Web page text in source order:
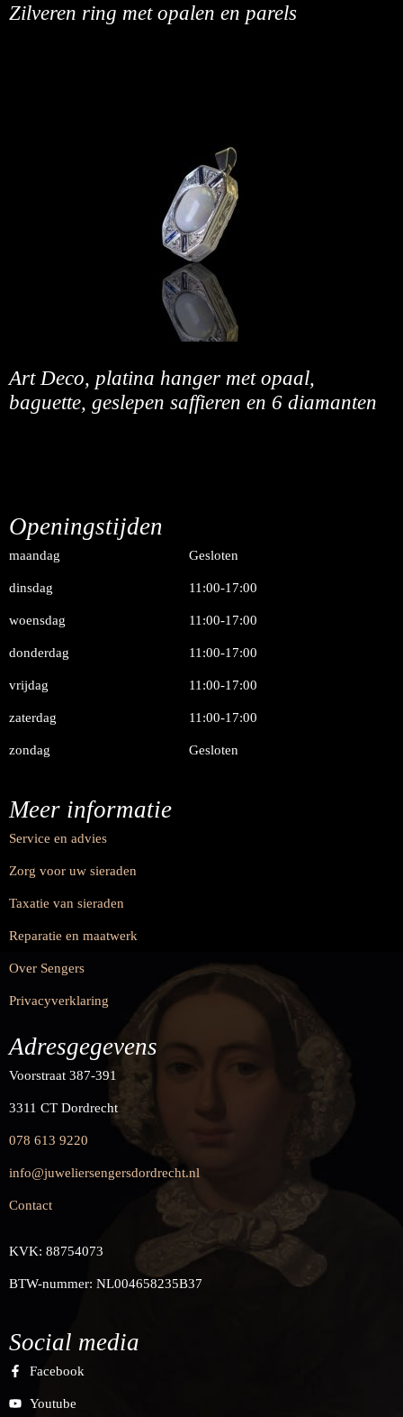
Zilveren ring met opalen en parels
Art Deco, platina hanger met opaal,
baguette, geslepen saffieren en 6 diamanten
Openingstijden
maandag Gesloten
dinsdag 11:00-17:00
woensdag 11:00-17:00
donderdag 11:00-17:00
vrijdag 11:00-17:00
zaterdag 11:00-17:00
zondag Gesloten
Meer informatie
Service en advies
Zorg voor uw sieraden
Taxatie van sieraden
Reparatie en maatwerk
Over Sengers
Privacyverklaring
Adresgegevens
Voorstraat 387-391
3311 CT Dordrecht
078 613 9220
info@juweliersengersdordrecht.nl
Contact
KVK: 88754073
BTW-nummer: NL004658235B37
Social media
Facebook
Youtube